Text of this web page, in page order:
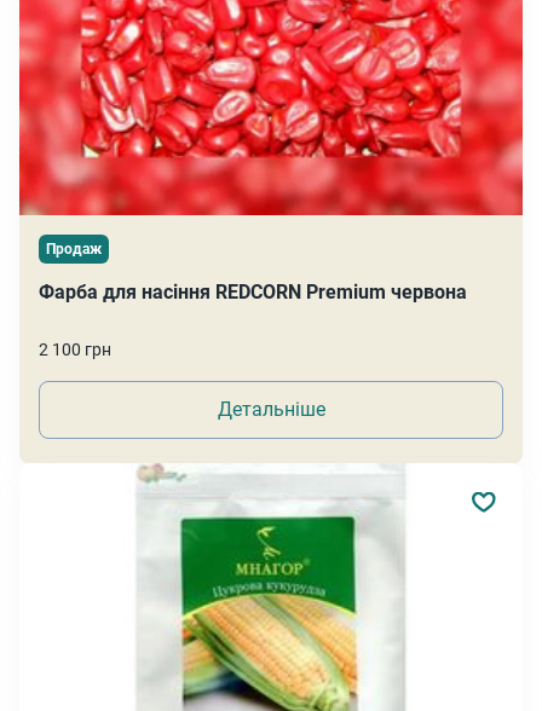
Продаж
Фарба для насіння REDCORN Premium червона
2 100 грн
Детальніше